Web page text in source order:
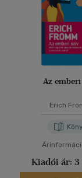
Az
Erich
Kiadói ár: 3